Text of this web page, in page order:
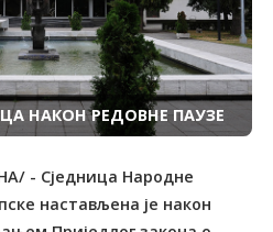
НАКОН РЕДОВНЕ ПАУЗЕ
- Сједница Народне
настављена је након